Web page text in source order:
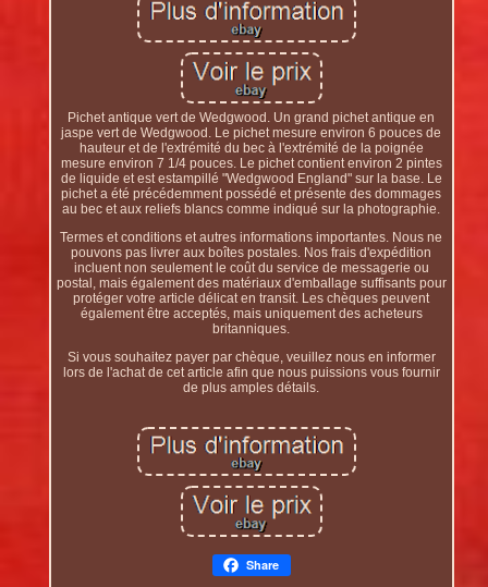
Pichet antique vert de Wedgwood. Un grand pichet antique en
jaspe vert de Wedgwood. Le pichet mesure environ 6 pouces de
hauteur et de l'extrémité du bec à l'extrémité de la poignée
mesure environ 7 1/4 pouces. Le pichet contient environ 2 pintes
de liquide et est estampillé "Wedgwood England" sur la base. Le
pichet a été précédemment possédé et présente des dommages
au bec et aux reliefs blancs comme indiqué sur la photographie.
Termes et conditions et autres informations importantes. Nous ne
pouvons pas livrer aux boîtes postales. Nos frais d'expédition
incluent non seulement le coût du service de messagerie ou
postal, mais également des matériaux d'emballage suffisants pour
protéger votre article délicat en transit. Les chèques peuvent
également être acceptés, mais uniquement des acheteurs
britanniques.
Si vous souhaitez payer par chèque, veuillez nous en informer
lors de l'achat de cet article afin que nous puissions vous fournir
de plus amples détails.
Share